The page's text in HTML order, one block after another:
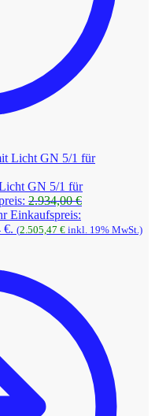
GN 5/1 für
2.934,00€
Einkaufspreis:
€. (2.505,47 € inkl. 19% MwSt.)